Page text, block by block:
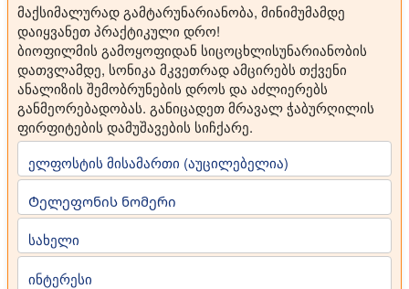
მაქსიმალურად გამტარუნარიანობა, მინიმუმამდე
დაიყვანეთ პრაქტიკული დრო!
ბიოფილმის გამოყოფიდან სიცოცხლისუნარიანობის
დათვლამდე, სონიკა მკვეთრად ამცირებს თქვენი
ანალიზის შემობრუნების დროს და აძლიერებს
განმეორებადობას. განიცადეთ მრავალ ჭაბურღილის
ფირფიტების დამუშავების სიჩქარე.
ელფოსტის მისამართი (აუცილებელია)
Ტელეფონის ნომერი
სახელი
ინტერესი